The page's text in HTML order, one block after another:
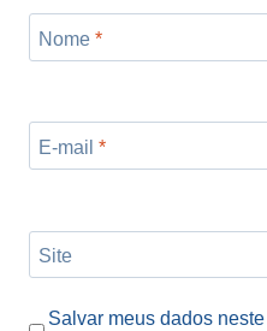
Nome *
E-mail *
Site
Salvar meus dados